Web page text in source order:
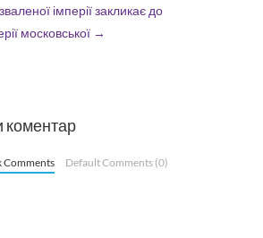
імперії закликає до
московської →
Comments Default Comments (0)